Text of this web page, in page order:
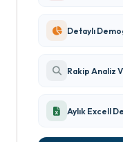
Detaylı
Rakip Analiz
Aylık Excell